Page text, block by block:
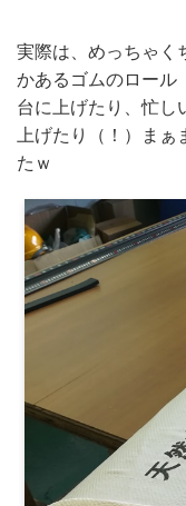
実際は、めっちゃく
かあるゴムのロール
台に上げたり、忙し
上げたり（！）ま
たｗ